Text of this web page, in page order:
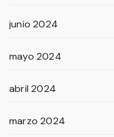
junio 2024
mayo 2024
abril 2024
marzo 2024